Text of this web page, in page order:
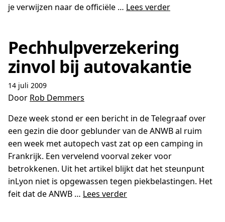
je verwijzen naar de officiële … Lees verder
Pechhulpverzekering
zinvol bij autovakantie
14 juli 2009
Door Rob Demmers
Deze week stond er een bericht in de Telegraaf over
een gezin die door geblunder van de ANWB al ruim
een week met autopech vast zat op een camping in
Frankrijk. Een vervelend voorval zeker voor
betrokkenen. Uit het artikel blijkt dat het steunpunt
inLyon niet is opgewassen tegen piekbelastingen. Het
feit dat de ANWB … Lees verder